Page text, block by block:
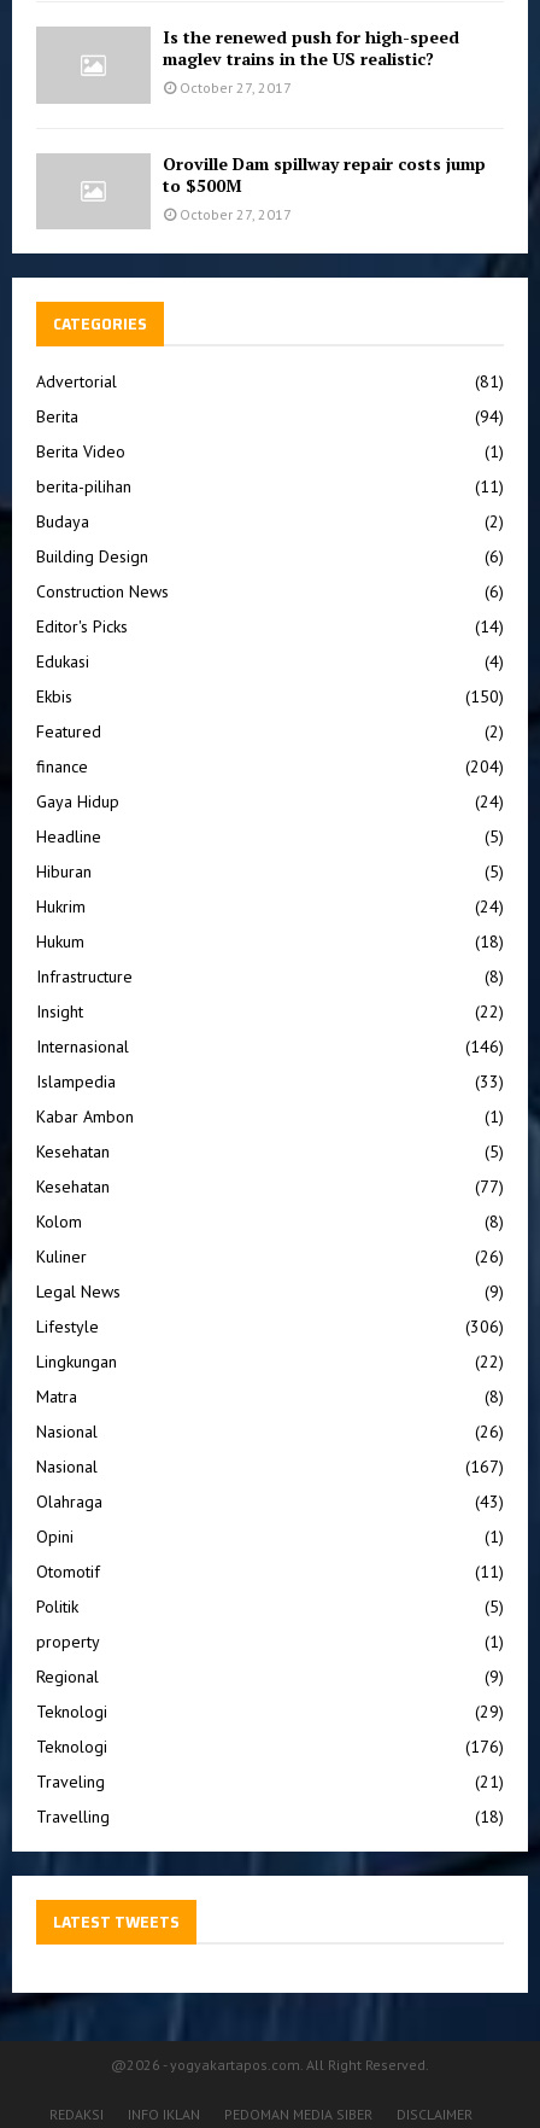
Is the renewed push for high-speed
maglev trains in the US realistic?
October 27, 2017
Oroville Dam spillway repair costs jump
to $500M
October 27, 2017
CATEGORIES
Advertorial
(81)
Berita
(94)
Berita Video
(1)
berita-pilihan
(11)
Budaya
(2)
Building Design
(6)
Construction News
(6)
Editor's Picks
(14)
Edukasi
(4)
Ekbis
(150)
Featured
(2)
finance
(204)
Gaya Hidup
(24)
Headline
(5)
Hiburan
(5)
Hukrim
(24)
Hukum
(18)
Infrastructure
(8)
Insight
(22)
Internasional
(146)
Islampedia
(33)
Kabar Ambon
(1)
Kesehatan
(5)
Kesehatan
(77)
Kolom
(8)
Kuliner
(26)
Legal News
(9)
Lifestyle
(306)
Lingkungan
(22)
Matra
(8)
Nasional
(26)
Nasional
(167)
Olahraga
(43)
Opini
(1)
Otomotif
(11)
Politik
(5)
property
(1)
Regional
(9)
Teknologi
(29)
Teknologi
(176)
Traveling
(21)
Travelling
(18)
LATEST TWEETS
@2026 - yogyakartapos.com. All Right Reserved.
REDAKSI INFO IKLAN PEDOMAN MEDIA SIBER DISCLAIMER